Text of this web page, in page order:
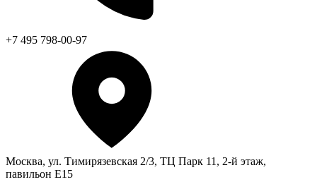
+7 495 798-00-97
Москва, ул. Тимирязевская 2/3, ТЦ Парк 11, 2-й этаж,
павильон Е15